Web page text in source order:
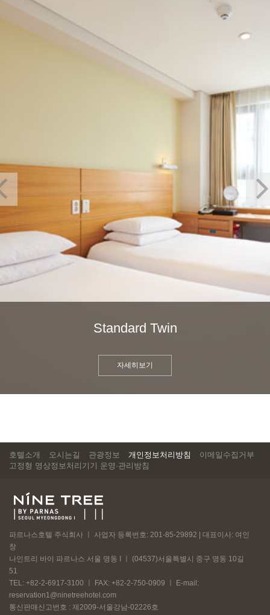
Standard Twin
자세히보기
호텔소개 오시는길 관광정보 개인정보처리방침
이메일수집거부
고정형 영상정보처리기기 운영·관리방침
파르나스호텔 주식회사 ㅣ 사업자 등록번호: 201-85-29892 | 대표이사: 여인
창
나인트리 바이 파르나스 서울 명동 I ㅣ (04537)서울특별시 중구 명동 10길
51
TEL: +82-2-6917-3100 ㅣ FAX: +82-2-750-0909 ㅣ E-mail:
reservation1@ninetreehotel.com
통신판매신고번호 : 제2009-서울강남-02226호